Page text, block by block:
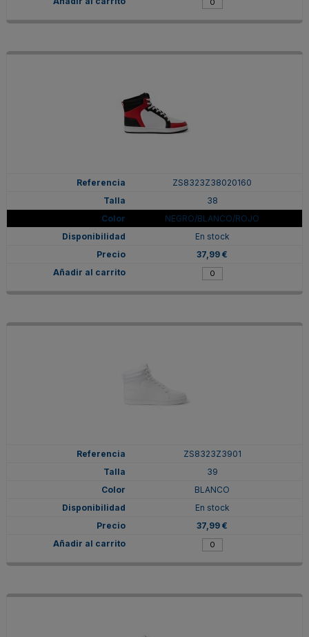
ZS8323Z38020160
38
NEGRO/BLANCO/ROJO
En stock
37,99 €
ZS8323Z3901
39
BLANCO
En stock
37,99 €